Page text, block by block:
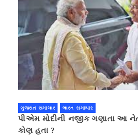
ગુજરાત સમાચાર ભારત સમાચાર
પીએમ મોદીની નજીક ગણાતા આ
કોણ હતા ?